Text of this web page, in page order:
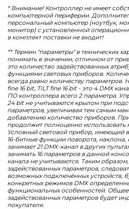
* Внимание! Контроллер не имеет
компьютерной периферии.
персональный компьютер (ноутбук,
монитор) с установленной
в комплект поставки не входит!
** Термин "параметры" в технических
понимать в значении, отличном от
это количество задействованных
функциями световых приборов.
всегда равно количеству параметров.
fine 16 bit, TILT fine 16 bit - это 4 DMX
ПО контроллера всего 2 параметра.
24 bit не учитываются крылом при
параметров, увеличивая тем самым
добавлению количество приборов.
продолжит полноценно использовать
Условный световой прибор, имеющий
16-битные функции поворота, наклона,
занимает 21 DMX-канал в других
занимать 16 параметров в данной
канала не учитываются. Таким
задействованных параметров,
возможных подключённых устройств,
конкретных режимов DMX
функциональных особенностей. Общее
задействованных параметров будет
покупателя.